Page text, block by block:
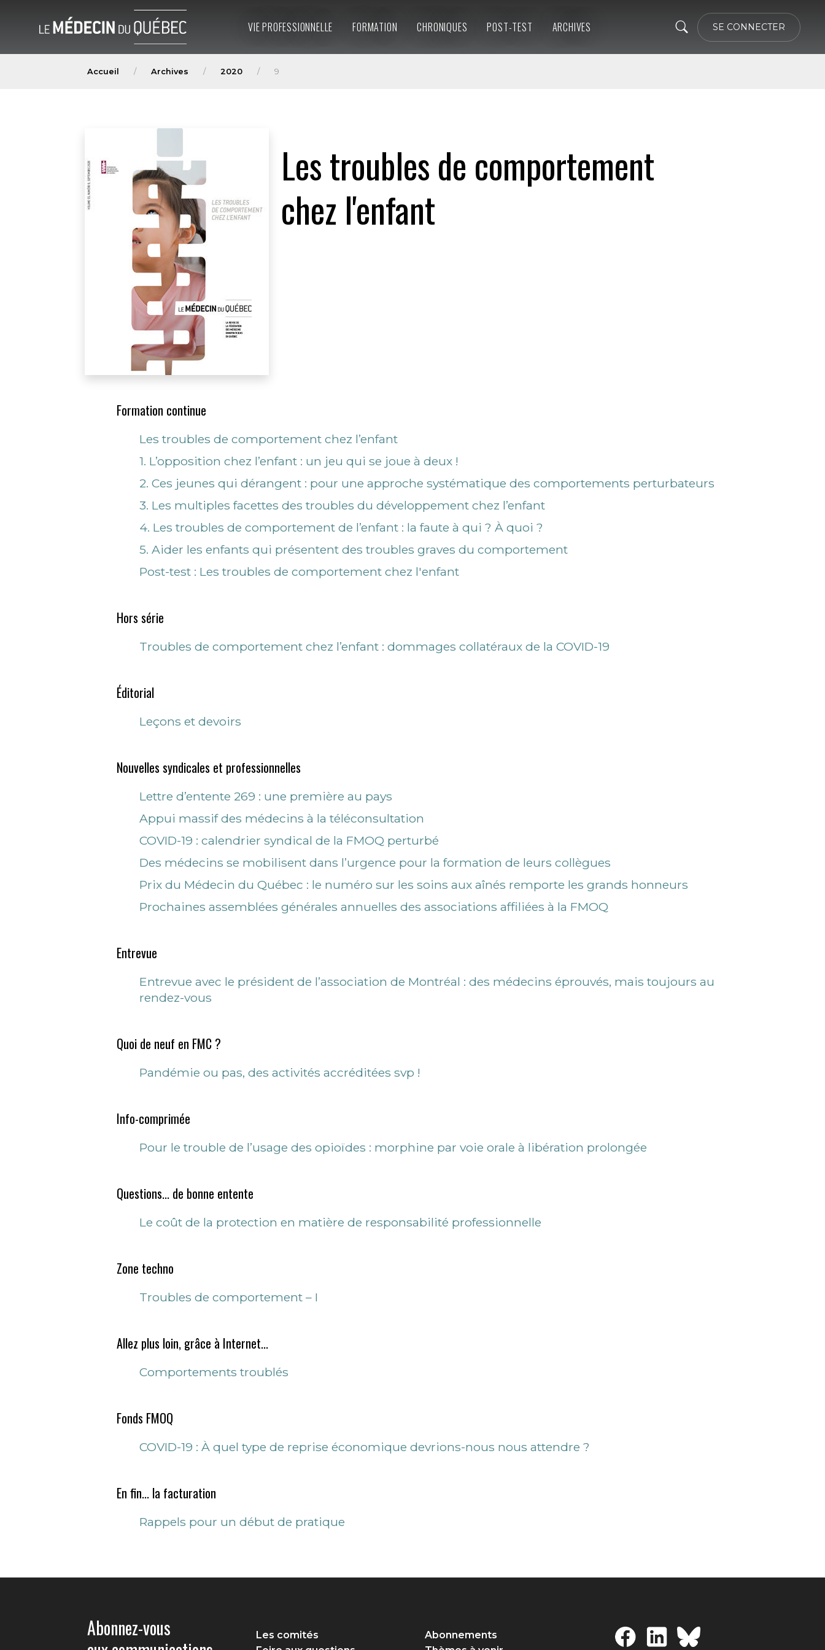
SE CONNECTER
VIE PROFESSIONNELLE FORMATION CHRONIQUES POST-TEST ARCHIVES
Accueil Archives 2020 9
Les troubles de comportement
chez l'enfant
Formation continue
Les troubles de comportement chez l’enfant
1. L’opposition chez l’enfant : un jeu qui se joue à deux !
2. Ces jeunes qui dérangent : pour une approche systématique des comportements perturbateurs
3. Les multiples facettes des troubles du développement chez l’enfant
4. Les troubles de comportement de l’enfant : la faute à qui ? À quoi ?
5. Aider les enfants qui présentent des troubles graves du comportement
Post-test : Les troubles de comportement chez l'enfant
Hors série
Troubles de comportement chez l’enfant : dommages collatéraux de la COVID-19
Éditorial
Leçons et devoirs
Nouvelles syndicales et professionnelles
Lettre d’entente 269 : une première au pays
Appui massif des médecins à la téléconsultation
COVID-19 : calendrier syndical de la FMOQ perturbé
Des médecins se mobilisent dans l’urgence pour la formation de leurs collègues
Prix du Médecin du Québec : le numéro sur les soins aux aînés remporte les grands honneurs
Prochaines assemblées générales annuelles des associations affiliées à la FMOQ
Entrevue
Entrevue avec le président de l’association de Montréal : des médecins éprouvés, mais toujours au
rendez-vous
Quoi de neuf en FMC ?
Pandémie ou pas, des activités accréditées svp !
Info-comprimée
Pour le trouble de l’usage des opioïdes : morphine par voie orale à libération prolongée
Questions... de bonne entente
Le coût de la protection en matière de responsabilité professionnelle
Zone techno
Troubles de comportement – I
Allez plus loin, grâce à Internet...
Comportements troublés
Fonds FMOQ
COVID-19 : À quel type de reprise économique devrions-nous nous attendre ?
En fin... la facturation
Rappels pour un début de pratique
Abonnez-vous
Les comités
Abonnements